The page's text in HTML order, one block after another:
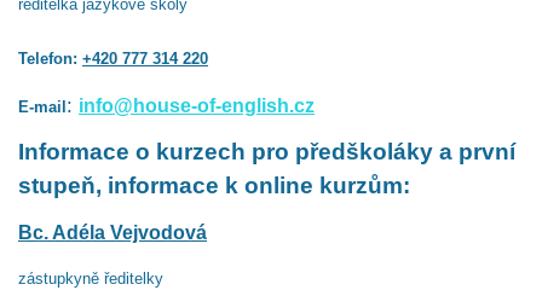
ředitelka jazykové školy
Telefon: +420 777 314 220
E-mail: info@house-of-english.cz
Informace o kurzech pro předškoláky a první
stupeň, informace k online kurzům:
Bc. Adéla Vejvodová
zástupkyně ředitelky